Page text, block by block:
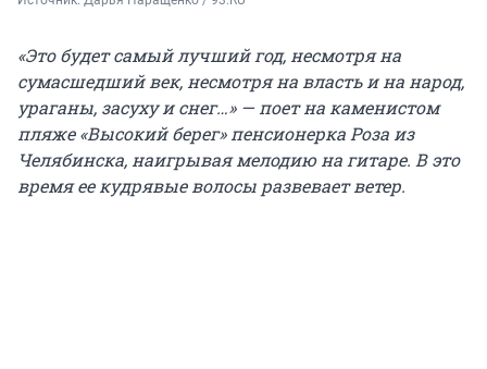
«Это будет самый лучший год, несмотря на
сумасшедший век, несмотря на власть и на народ,
ураганы, засуху и снег…» — поет на каменистом
пляже «Высокий берег» пенсионерка Роза из
Челябинска, наигрывая мелодию на гитаре. В это
время ее кудрявые волосы развевает ветер.